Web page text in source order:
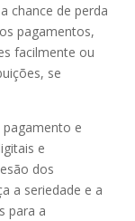
chance de perda
pagamentos,
facilmente ou
se
e
e
dos
a seriedade e a
para a